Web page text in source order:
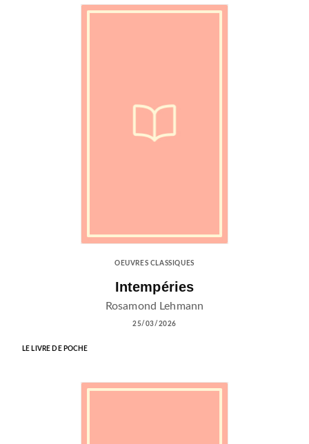
OEUVRES CLASSIQUES
Intempéries
Rosamond Lehmann
25/03/2026
LE LIVRE DE POCHE